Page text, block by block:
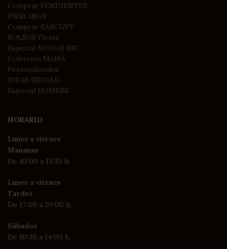
Comprar PENDIENTES
PIERCINGS
Comprar EARCUFF
BOLSOS Fiesta
Especial NOVIAS BRC
Colección MAMÁ
Personalizados
IDEAS REGALO
Especial HOMBRE
HORARIO
Lunes a viernes
Mañanas
De 10:00 a 13:30 h.
Lunes a viernes
Tardes
De 17:00 a 20:00 h.
Sábados
De 10:30 a 14:00 h.